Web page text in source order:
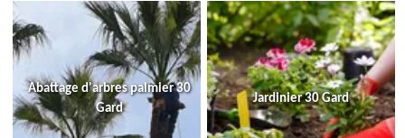
Abattage d'arbres palmier 30
Gard
Jardinier 30 Gard